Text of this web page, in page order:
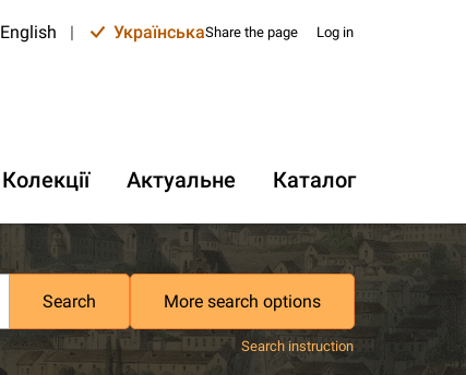
English | УкраїнськаShare the page Log in
Колекції Актуальне Каталог
Search More search options
Search instruction